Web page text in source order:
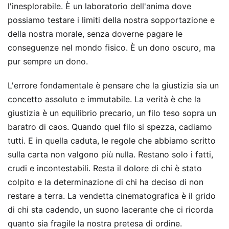
l'inesplorabile. È un laboratorio dell'anima dove
possiamo testare i limiti della nostra sopportazione e
della nostra morale, senza doverne pagare le
conseguenze nel mondo fisico. È un dono oscuro, ma
pur sempre un dono.
L'errore fondamentale è pensare che la giustizia sia un
concetto assoluto e immutabile. La verità è che la
giustizia è un equilibrio precario, un filo teso sopra un
baratro di caos. Quando quel filo si spezza, cadiamo
tutti. E in quella caduta, le regole che abbiamo scritto
sulla carta non valgono più nulla. Restano solo i fatti,
crudi e incontestabili. Resta il dolore di chi è stato
colpito e la determinazione di chi ha deciso di non
restare a terra. La vendetta cinematografica è il grido
di chi sta cadendo, un suono lacerante che ci ricorda
quanto sia fragile la nostra pretesa di ordine.